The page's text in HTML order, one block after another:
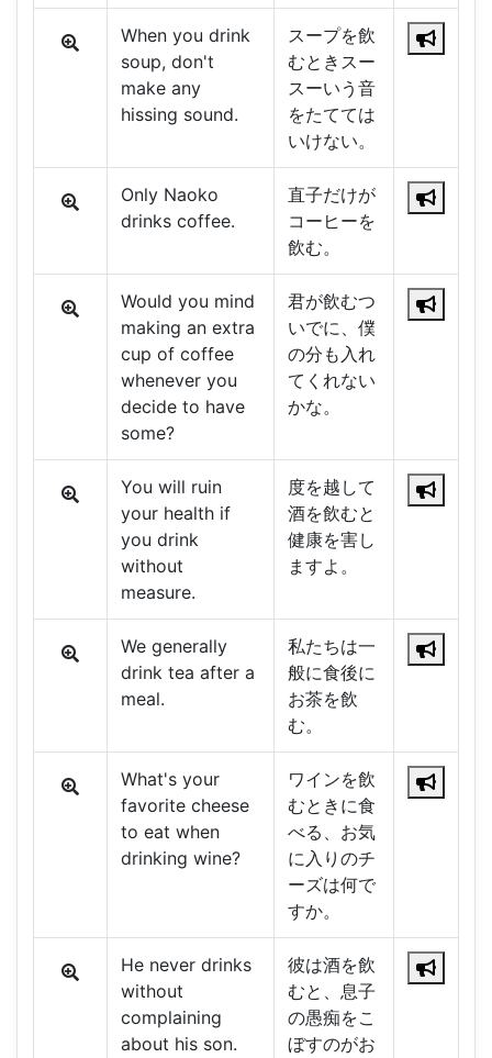
When you drink
soup, don't
make any
hissing sound.
スープを飲
むときスー
スーいう音
をたてては
いけない。
Only Naoko
drinks coffee.
直子だけが
コーヒーを
飲む。
Would you mind
making an extra
cup of coffee
whenever you
decide to have
some?
君が飲むつ
いでに、僕
の分も入れ
てくれない
かな。
You will ruin
your health if
you drink
without
measure.
度を越して
酒を飲むと
健康を害し
ますよ。
We generally
drink tea after a
meal.
私たちは一
般に食後に
お茶を飲
む。
What's your
favorite cheese
to eat when
drinking wine?
ワインを飲
むときに食
べる、お気
に入りのチ
ーズは何で
すか。
He never drinks
without
complaining
about his son.
彼は酒を飲
むと、息子
の愚痴をこ
ぼすのがお